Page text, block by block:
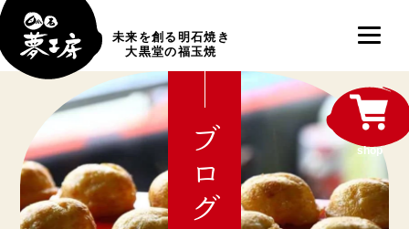
未来を創る明石焼き
大黒堂の福玉焼
ブログ shop